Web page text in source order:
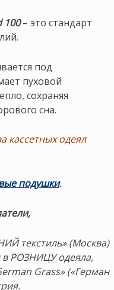
100– это стандарт
под
пуховой
сохраняя
сна.
кассетных одеял
подушки.
текстиль» (Москва)
РОЗНИЦУ одеяла,
Grass» («Герман